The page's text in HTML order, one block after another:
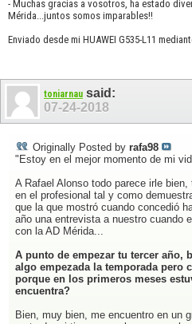
- Muchas gracias a vosotros, ha estado
Mérida...juntos somos imparables!!
Enviado desde mi HUAWEI G535-L11
toniarnau said:
07-24-2018
Originally Posted by rafa98
"Estoy en el mejor momento de mi
A Rafael Alonso todo parece irle
en el profesional tal y como
que la que mostró cuando concedió
año una entrevista a nuestro cuando
con la AD Mérida...
A punto de empezar tu tercer año,
algo empezada la temporada pero
porque en los primeros meses
encuentra?
Bien, muy bien, me encuentro en un